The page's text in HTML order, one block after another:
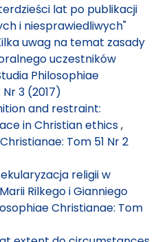
lat po publikacji
i niesprawiedliwych"
uwag na temat zasady
uczestników
Philosophiae
3 (2017)
and restraint:
in Christian ethics,
Tom 51 Nr 2
religii w
Rilkego i Gianniego
Christianae: Tom